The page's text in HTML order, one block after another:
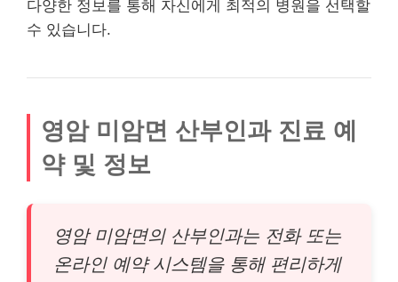
다양한 정보를 통해 자신에게 최적의 병원을 선택할
수 있습니다.
영암 미암면 산부인과 진료 예
약 및 정보
영암 미암면의 산부인과는 전화 또는
온라인 예약 시스템을 통해 편리하게